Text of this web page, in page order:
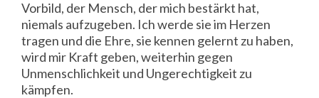
Vorbild, der Mensch, der mich bestärkt hat,
niemals aufzugeben. Ich werde sie im Herzen
tragen und die Ehre, sie kennen gelernt zu haben,
wird mir Kraft geben, weiterhin gegen
Unmenschlichkeit und Ungerechtigkeit zu
kämpfen.